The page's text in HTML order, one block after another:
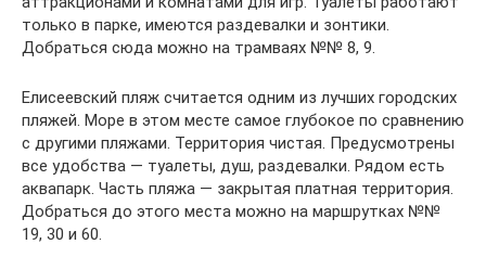
только в парке, имеются раздевалки и зонтики.
Добраться сюда можно на трамваях №№ 8, 9.
Елисеевский пляж считается одним из лучших городских
пляжей. Море в этом месте самое глубокое по сравнению
с другими пляжами. Территория чистая. Предусмотрены
все удобства — туалеты, душ, раздевалки. Рядом есть
аквапарк. Часть пляжа — закрытая платная территория.
Добраться до этого места можно на маршрутках №№
19, 30 и 60.